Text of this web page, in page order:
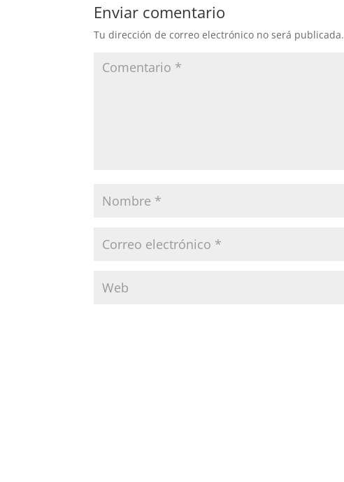
Enviar comentario
Tu dirección de correo electrónico no será publicada.